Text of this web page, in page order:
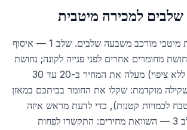
למכירה מיטבית
מדריך מכירת נחושת מיטבי מורכב משבעה שלבים. שלב 1 — איסוף
מחומרים אחרים לפני פנייה לקונה; נחושת
טהורה (ללא בידוד, ללא ציפוי) מעלה את המחיר ב-20 עד 30
שלב 2 — שקילה מוקדמת: שקלו את החומר בביתכם במאזן
לכמויות קטנות), כדי לדעת מראש איזה
סדר גודל מוחזק. שלב 3 — השוואת מחירים: התקשרו לפחות